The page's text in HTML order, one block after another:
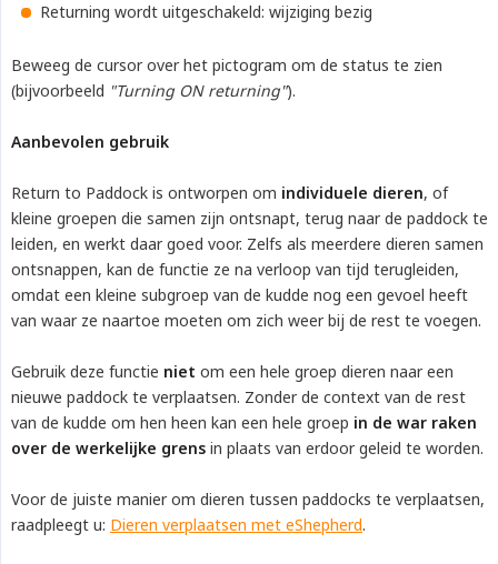
Returning wordt uitgeschakeld: wijziging bezig
Beweeg de cursor over het pictogram om de status te zien
(bijvoorbeeld "Turning ON returning").
Aanbevolen gebruik
Return to Paddock is ontworpen om individuele dieren, of
kleine groepen die samen zijn ontsnapt, terug naar de paddock te
leiden, en werkt daar goed voor. Zelfs als meerdere dieren samen
ontsnappen, kan de functie ze na verloop van tijd terugleiden,
omdat een kleine subgroep van de kudde nog een gevoel heeft
van waar ze naartoe moeten om zich weer bij de rest te voegen.
Gebruik deze functie niet om een hele groep dieren naar een
nieuwe paddock te verplaatsen. Zonder de context van de rest
van de kudde om hen heen kan een hele groep in de war raken
over de werkelijke grens in plaats van erdoor geleid te worden.
Voor de juiste manier om dieren tussen paddocks te verplaatsen,
raadpleegt u: Dieren verplaatsen met eShepherd.